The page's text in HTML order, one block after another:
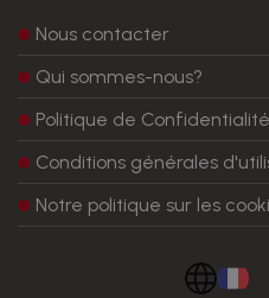
Nous contacter
Qui sommes-nous?
Politique de Confidentialité
Conditions générales
Notre politique sur les